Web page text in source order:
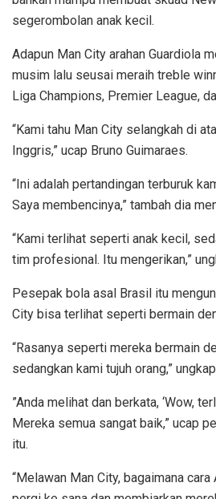
segerombolan anak kecil.
Adapun Man City arahan Guardiola
musim lalu seusai meraih treble
Liga Champions, Premier League,
“Kami tahu Man City selangkah di
Inggris,” ucap Bruno Guimaraes.
“Ini adalah pertandingan terburuk
Saya membencinya,” tambah dia
“Kami terlihat seperti anak kecil,
tim profesional. Itu mengerikan,”
Pesepak bola asal Brasil itu
City bisa terlihat seperti bermain
“Rasanya seperti mereka bermain
sedangkan kami tujuh orang,”
”Anda melihat dan berkata, ‘Wow,
Mereka semua sangat baik,” ucap
itu.
“Melawan Man City, bagaimana